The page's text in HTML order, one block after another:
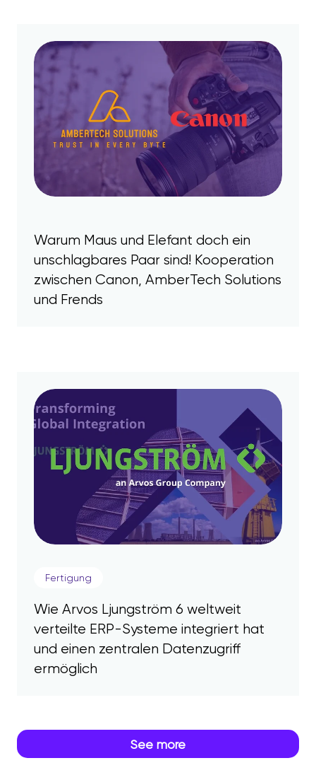
Warum Maus und Elefant doch ein
unschlagbares Paar sind! Kooperation
zwischen Canon, AmberTech Solutions
und Frends
Fertigung
Wie Arvos Ljungström 6 weltweit
verteilte ERP-Systeme integriert hat
und einen zentralen Datenzugriff
ermöglich
See more